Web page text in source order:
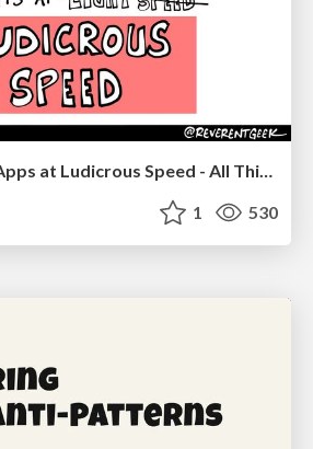
JAMstack: Web Apps at Ludicrous Speed - All Things Open 2022
1 530